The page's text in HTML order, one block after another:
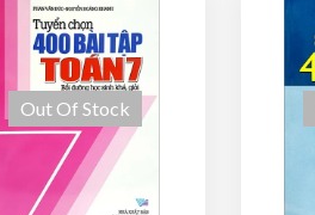
Out Of Stock